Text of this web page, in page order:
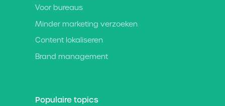
Voor bureaus
Minder marketing verzoeken
Content lokaliseren
Brand management
Populaire topics